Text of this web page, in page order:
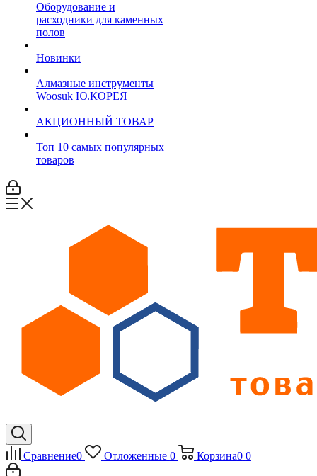
Оборудование и
расходники для каменных
полов
Новинки
Алмазные инструменты
Woosuk Ю.КОРЕЯ
АКЦИОННЫЙ ТОВАР
Топ 10 самых популярных
товаров
Сравнение0 Отложенные 0 Корзина0 0